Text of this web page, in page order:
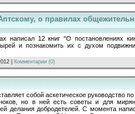
о правилах
написал 12 книг "О постановлениях
и познакомить их с духом
Комментарии (0)
собой аскетическое руководство
но в ней есть советы и для
делания добродетелей. С момента